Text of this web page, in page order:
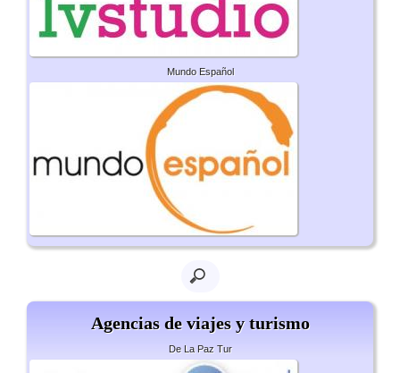
Mundo Español
Agencias de viajes y turismo
De La Paz Tur